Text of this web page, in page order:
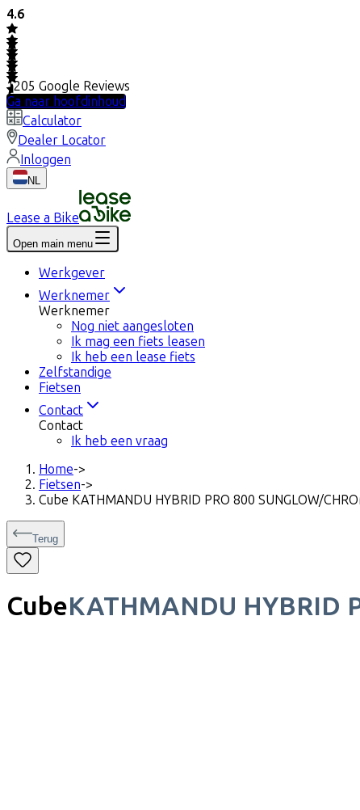
4.6
1205 Google Reviews
Ga naar hoofdinhoud
Calculator
Dealer Locator
Inloggen
NL
Lease a Bike
Open main menu
Werkgever
Werknemer
Werknemer
Nog niet aangesloten
Ik mag een fiets leasen
Ik heb een lease fiets
Zelfstandige
Fietsen
Contact
Contact
Ik heb een vraag
Home->
Fietsen->
Cube KATHMANDU HYBRID PRO 800 SUNGLOW/
Terug
CubeKATHMANDU HYBRID